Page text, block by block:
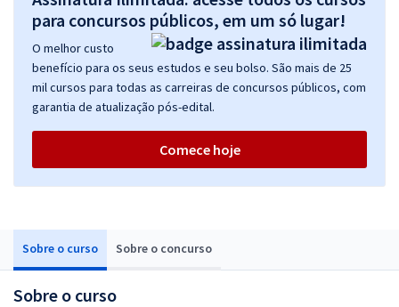
Sobre o curso Sobre o concurso
Sobre o curso
para concursos públicos, em um só lugar!
O melhor custo
benefício para os seus estudos e seu bolso. São mais de 25
mil cursos para todas as carreiras de concursos públicos, com
garantia de atualização pós-edital.
Comece hoje